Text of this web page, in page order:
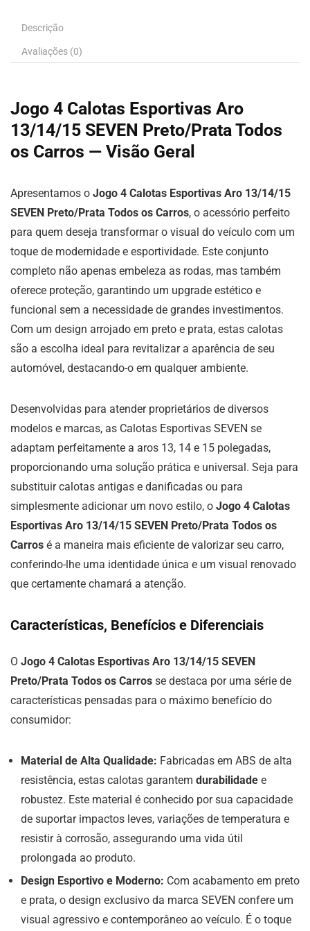
Descrição
Avaliações (0)
Jogo 4 Calotas Esportivas Aro
13/14/15 SEVEN Preto/Prata Todos
os Carros — Visão Geral
Apresentamos o Jogo 4 Calotas Esportivas Aro 13/14/15
SEVEN Preto/Prata Todos os Carros, o acessório perfeito
para quem deseja transformar o visual do veículo com um
toque de modernidade e esportividade. Este conjunto
completo não apenas embeleza as rodas, mas também
oferece proteção, garantindo um upgrade estético e
funcional sem a necessidade de grandes investimentos.
Com um design arrojado em preto e prata, estas calotas
são a escolha ideal para revitalizar a aparência de seu
automóvel, destacando-o em qualquer ambiente.
Desenvolvidas para atender proprietários de diversos
modelos e marcas, as Calotas Esportivas SEVEN se
adaptam perfeitamente a aros 13, 14 e 15 polegadas,
proporcionando uma solução prática e universal. Seja para
substituir calotas antigas e danificadas ou para
simplesmente adicionar um novo estilo, o Jogo 4 Calotas
Esportivas Aro 13/14/15 SEVEN Preto/Prata Todos os
Carros é a maneira mais eficiente de valorizar seu carro,
conferindo-lhe uma identidade única e um visual renovado
que certamente chamará a atenção.
Características, Benefícios e Diferenciais
O Jogo 4 Calotas Esportivas Aro 13/14/15 SEVEN
Preto/Prata Todos os Carros se destaca por uma série de
características pensadas para o máximo benefício do
consumidor:
Material de Alta Qualidade: Fabricadas em ABS de alta
resistência, estas calotas garantem durabilidade e
robustez. Este material é conhecido por sua capacidade
de suportar impactos leves, variações de temperatura e
resistir à corrosão, assegurando uma vida útil
prolongada ao produto.
Design Esportivo e Moderno: Com acabamento em preto
e prata, o design exclusivo da marca SEVEN confere um
visual agressivo e contemporâneo ao veículo. É o toque